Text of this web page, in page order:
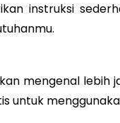
instruksi
mengenal
untuk